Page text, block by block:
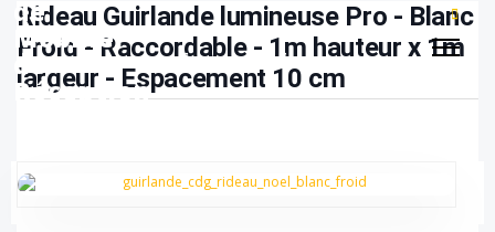
Rideau Guirlande lumineuse Pro - Blanc
Froid - Raccordable - 1m hauteur x 1m
largeur - Espacement 10 cm